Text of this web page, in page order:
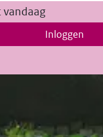
vandaag
Inloggen